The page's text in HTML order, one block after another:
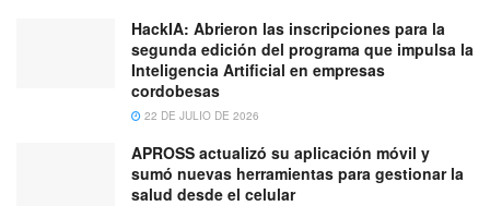
HackIA: Abrieron las inscripciones para la
segunda edición del programa que impulsa la
Inteligencia Artificial en empresas
cordobesas
22 DE JULIO DE 2026
APROSS actualizó su aplicación móvil y
sumó nuevas herramientas para gestionar la
salud desde el celular